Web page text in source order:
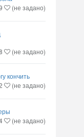
(не задано)
(не задано)
кончить
(не задано)
(не задано)